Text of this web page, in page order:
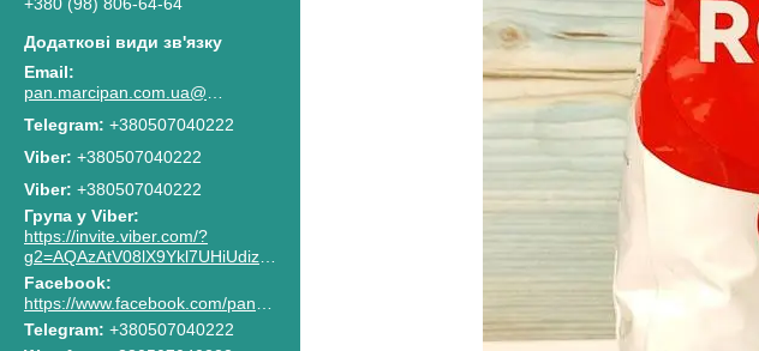
+380 (98) 806-64-64
pan.marcipan.com.ua@gmail.com
+380507040222
+380507040222
Viber +380507040222
Група у Viber
https://invite.viber.com/?
g2=AQAzAtV08lX9Ykl7UHiUdiz2lJaGpR6lsG8M4RbzQPAkG0NWtCn7PhJnwk8g8F2c
Facebook
https://www.facebook.com/pan.marcipan2020
Telegram +380507040222